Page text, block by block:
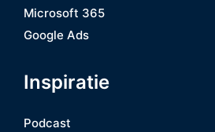
Microsoft 365
Google Ads
Inspiratie
Podcast